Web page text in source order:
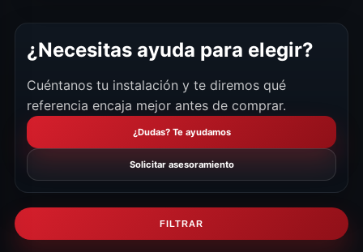
¿Necesitas ayuda para elegir?
Cuéntanos tu instalación y te diremos qué
referencia encaja mejor antes de comprar.
¿Dudas? Te ayudamos
Solicitar asesoramiento
FILTRAR